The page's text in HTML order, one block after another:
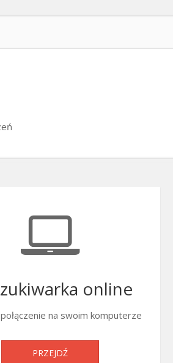
online
na swoim komputerze
PRZEJDŹ